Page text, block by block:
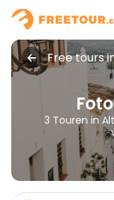
Free tours
3 Touren in